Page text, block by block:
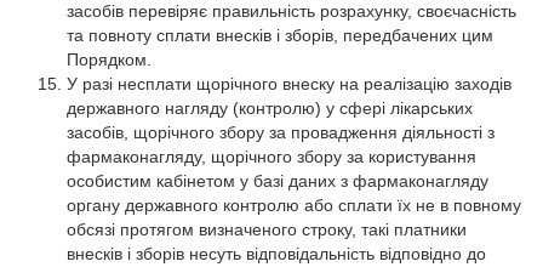
засобів перевіряє правильність розрахунку, своєчасність
та повноту сплати внесків і зборів, передбачених цим
Порядком.
У разі несплати щорічного внеску на реалізацію заходів
державного нагляду (контролю) у сфері лікарських
засобів, щорічного збору за провадження діяльності з
фармаконагляду, щорічного збору за користування
особистим кабінетом у базі даних з фармаконагляду
органу державного контролю або сплати їх не в повному
обсязі протягом визначеного строку, такі платники
внесків і зборів несуть відповідальність відповідно до